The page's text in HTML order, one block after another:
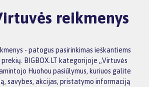
reikmenys
- patogus pasirinkimas ieškantiems
BIGBOX.LT kategorijoje „Virtuvės
Huohou pasiūlymus, kuriuos galite
savybes, akcijas, pristatymo informaciją